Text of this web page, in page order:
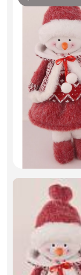
Фоамиран
Игрушки мягкие
Изделия из металла
Сухоцветы